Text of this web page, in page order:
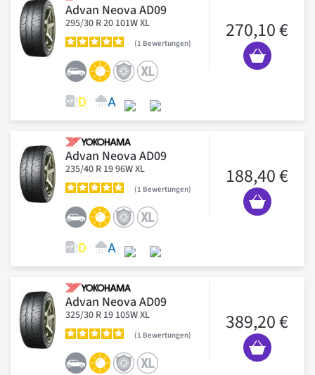
Advan Neova AD09
295/30 R 20 101W XL
1 Bewertungen
270,10 €
Advan Neova AD09
235/40 R 19 96W XL
1 Bewertungen
188,40 €
Advan Neova AD09
325/30 R 19 105W XL
1 Bewertungen
389,20 €